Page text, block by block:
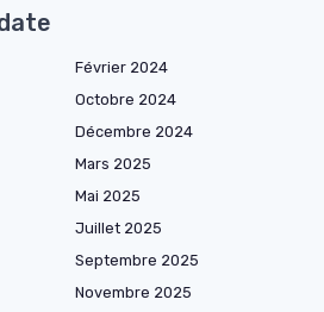
Février 2024
Octobre 2024
Décembre 2024
Mars 2025
Mai 2025
Juillet 2025
Septembre 2025
Novembre 2025